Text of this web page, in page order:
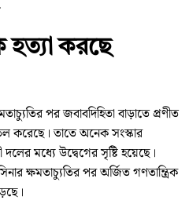
হত্যা করছে
পর জবাবদিহিতা বাড়াতে প্রণীত
করেছে। তাতে অনেক সংস্কার
মধ্যে উদ্বেগের সৃষ্টি হয়েছে।
ক্ষমতাচ্যুতির পর অর্জিত গণতান্ত্রিক